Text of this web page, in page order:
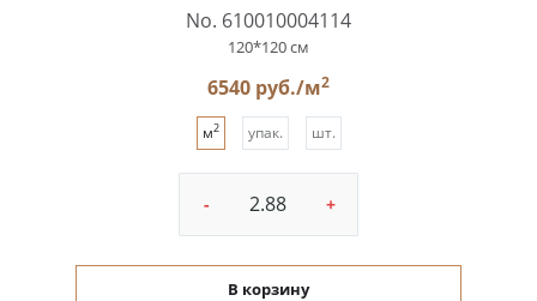
No. 610010004114
120*120 см
6540 руб./м2
м2 упак. шт.
- +
В корзину